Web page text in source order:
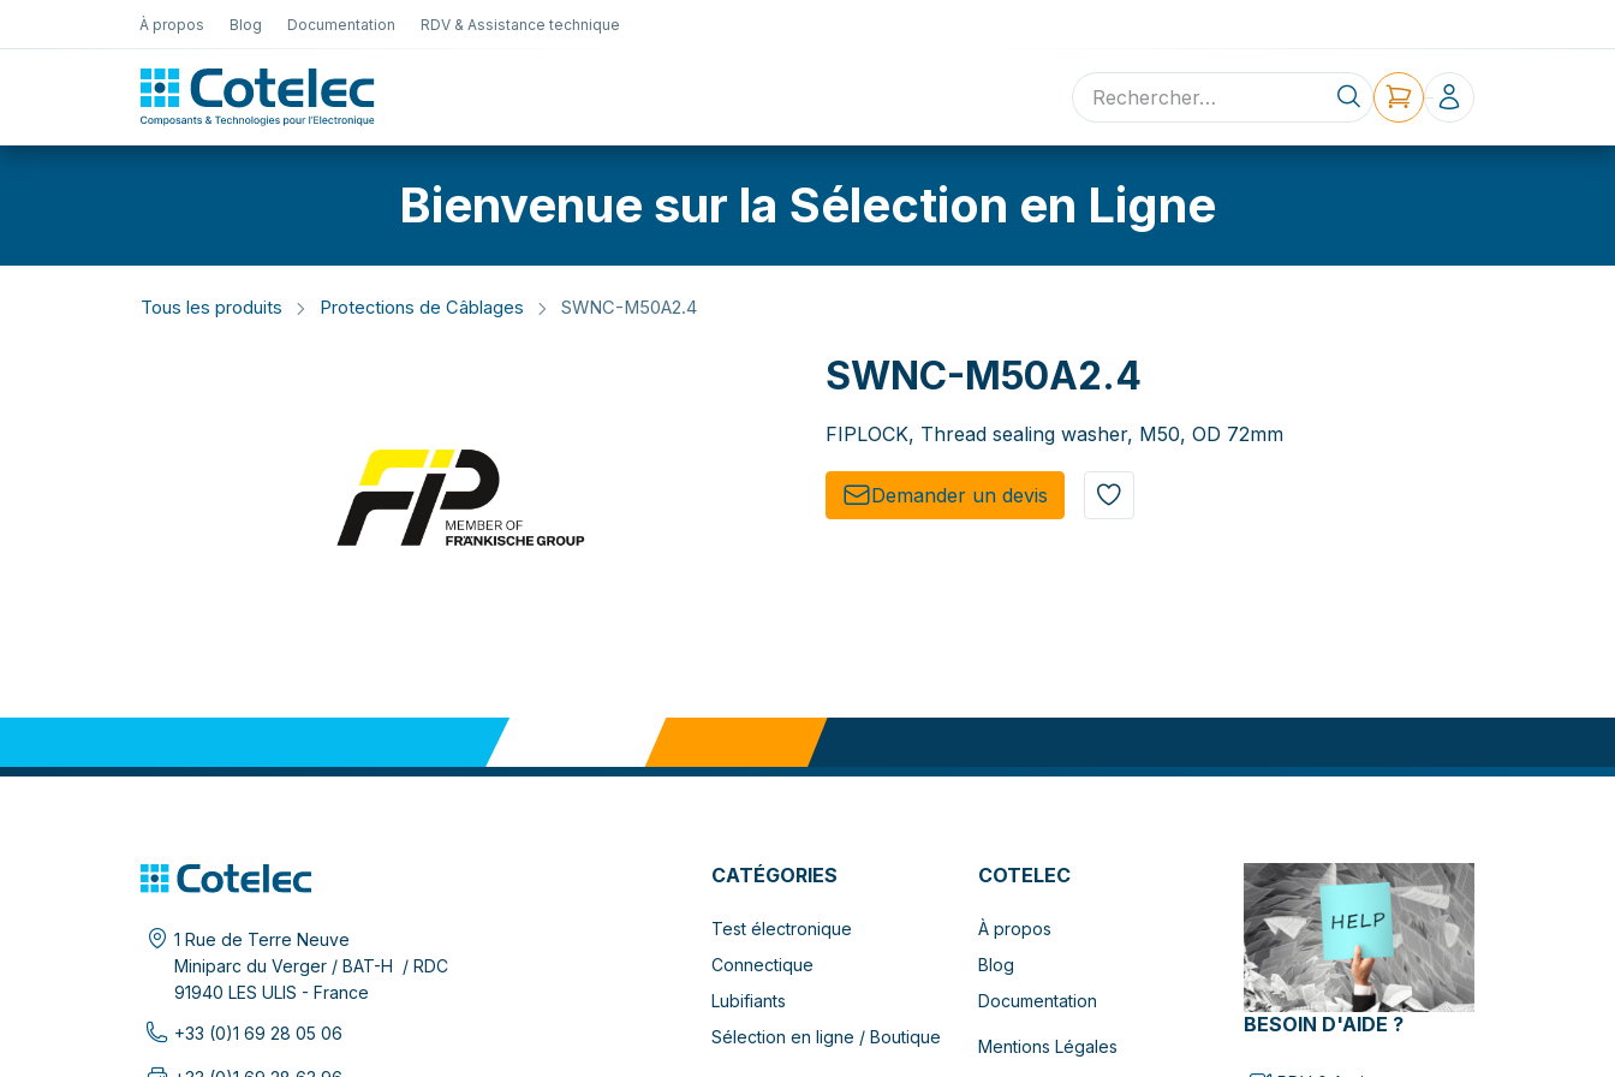
À propos Blog Documentation RDV & Assistance technique
Sélection en ligne Contact
Bienvenue sur la Sélection en Ligne
Tous les produits Protections de Câblages SWNC-M50A2.4
SWNC-M50A2.4
FIPLOCK, Thread sealing washer, M50, OD 72mm
Demander un de​​vis​​
1 Rue de Terre Neuve
Miniparc du Verger / BAT-H / RDC
91940 LES ULIS - France
+33 (0)1 69 28 05 06
CATÉGORIES
Test électronique
Connectique
Lubifiants
Sélection en ligne / Boutique
COTELEC
À propos
Blog
Documentation
Mentions Légales
BESOIN D'AIDE ?